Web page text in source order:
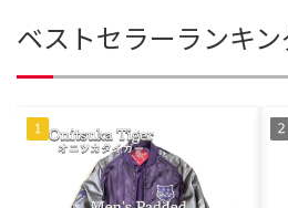
ベストセラーランキ